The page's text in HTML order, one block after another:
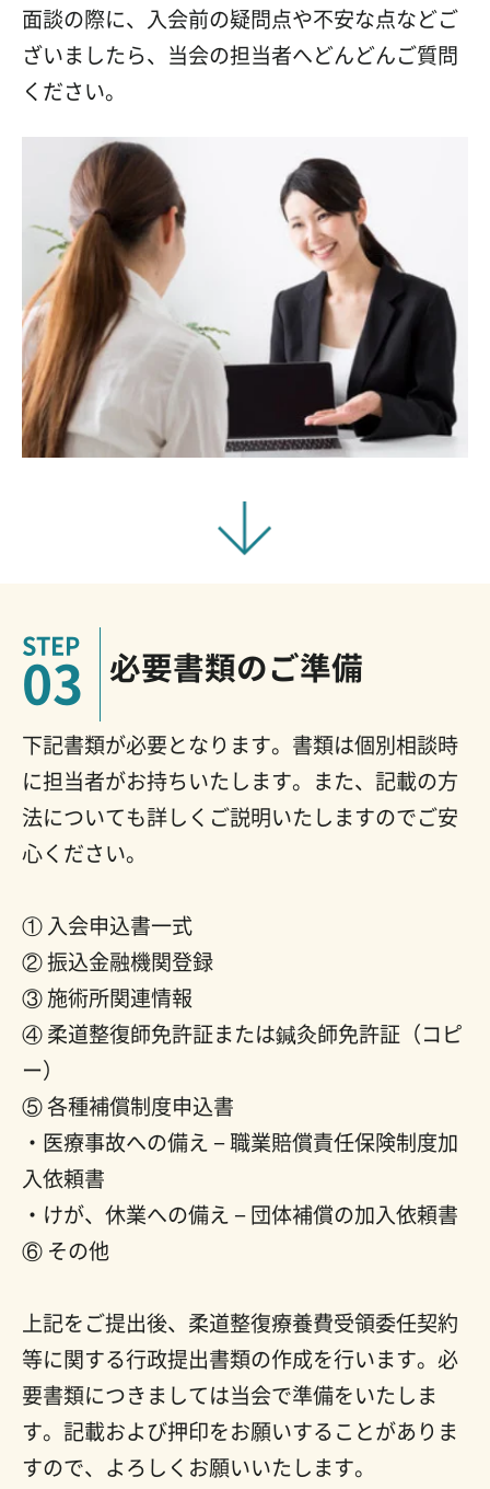
面談の際に、入会前の疑問点や不安な点などご
ざいましたら、当会の担当者へどんどんご質問
ください。
03 必要書類のご準備
下記書類が必要となります。書類は個別相談時
に担当者がお持ちいたします。また、記載の方
法についても詳しくご説明いたしますのでご安
心ください。
① 入会申込書一式
② 振込金融機関登録
③ 施術所関連情報
④ 柔道整復師免許証または鍼灸師免許証（コピ
ー）
⑤ 各種補償制度申込書
・医療事故への備え − 職業賠償責任保険制度加
入依頼書
・けが、休業への備え − 団体補償の加入依頼書
⑥ その他
上記をご提出後、柔道整復療養費受領委任契約
等に関する行政提出書類の作成を行います。必
要書類につきましては当会で準備をいたしま
す。記載および押印をお願いすることがありま
すので、よろしくお願いいたします。